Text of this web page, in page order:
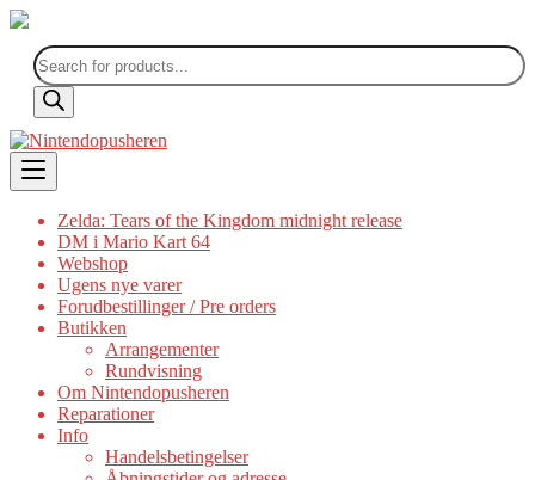
Products
search
Skip
to
content
Zelda: Tears of the Kingdom midnight release
DM i Mario Kart 64
Webshop
Ugens nye varer
Forudbestillinger / Pre orders
Butikken
Arrangementer
Rundvisning
Om Nintendopusheren
Reparationer
Info
Handelsbetingelser